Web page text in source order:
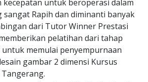
kecepatan untuk beroperasi dalam
sangat Rapih dan diminanti banyak
dari Tutor Winner Prestasi
pelatihan dari tahap
memulai penyempurnaan
gambar 2 dimensi Kursus